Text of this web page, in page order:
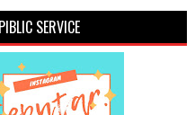
PIBLIC SERVICE